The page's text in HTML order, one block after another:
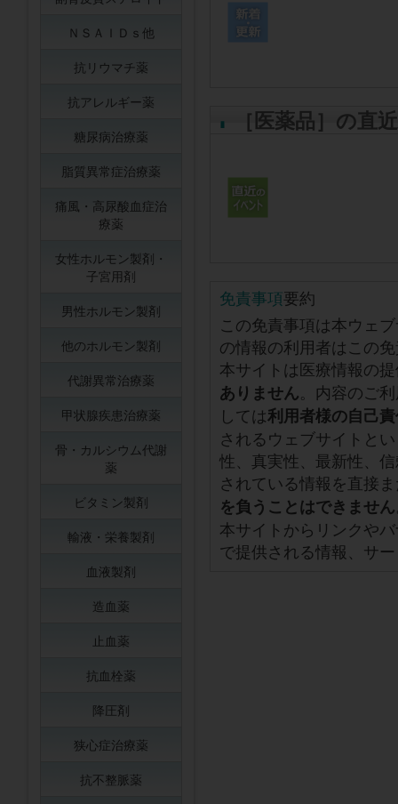
［医薬品］の直
免責事項要約
この免責事項は本ウェ
の情報の利用者はこの
本サイトは医療情報の
ありません。内容のご
しては利用者様の自己
されるウェブサイトと
性、真実性、最新性、
されている情報を直接
を負うことはできません
本サイトからリンクや
で提供される情報、サ
ＮＳＡＩＤｓ他
抗リウマチ薬
抗アレルギー薬
糖尿病治療薬
脂質異常症治療薬
痛風・高尿酸血症治
療薬
女性ホルモン製剤・
子宮用剤
男性ホルモン製剤
他のホルモン製剤
代謝異常治療薬
甲状腺疾患治療薬
骨・カルシウム代謝
薬
ビタミン製剤
輸液・栄養製剤
血液製剤
造血薬
止血薬
抗血栓薬
降圧剤
狭心症治療薬
抗不整脈薬